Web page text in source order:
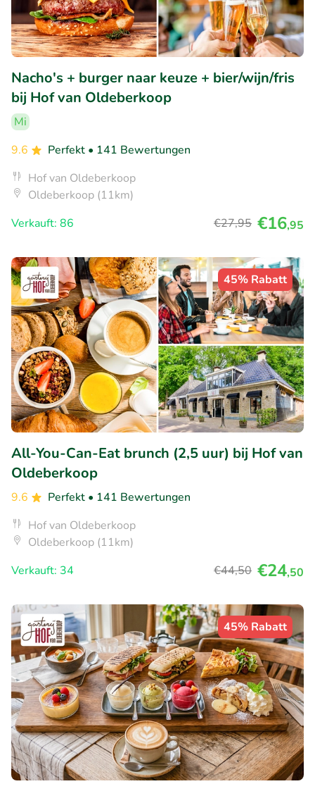
Nacho's + burger naar keuze + bier/wijn/fris
bij Hof van Oldeberkoop
Mi
9.6
Perfekt • 141 Bewertungen
Hof van Oldeberkoop
Oldeberkoop (11km)
Verkauft: 86
€27,95 €16,95
45% Rabatt
All-You-Can-Eat brunch (2,5 uur) bij Hof van
Oldeberkoop
9.6 Perfekt • 141 Bewertungen
Hof van Oldeberkoop
Oldeberkoop (11km)
Verkauft: 34
€44,50 €24,50
45% Rabatt